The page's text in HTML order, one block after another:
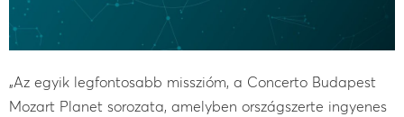
„Az egyik legfontosabb misszióm, a Concerto Budapest
Mozart Planet sorozata, amelyben országszerte ingyenes